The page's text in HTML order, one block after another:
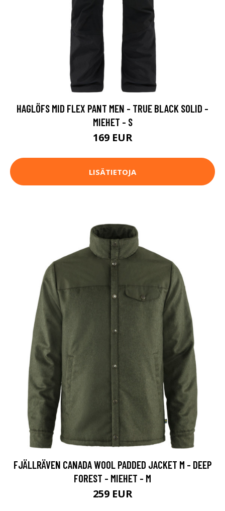
HAGLÖFS MID FLEX PANT MEN - TRUE BLACK SOLID -
MIEHET - S
169 EUR
LISÄTIETOJA
FJÄLLRÄVEN CANADA WOOL PADDED JACKET M - DEEP
FOREST - MIEHET - M
259 EUR